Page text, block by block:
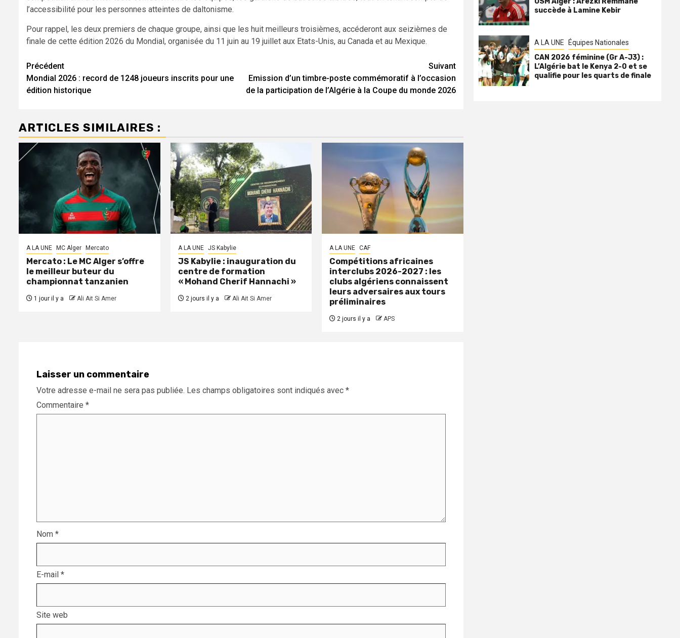
l’accessibilité pour les personnes atteintes de daltonisme.
Pour rappel, les deux premiers de chaque groupe, ainsi que les huit meilleurs troisièmes, accéderont aux seizièmes de
finale de cette édition 2026 du Mondial, organisée du 11 juin au 19 juillet aux Etats-Unis, au Canada et au Mexique.
Navigation
d’article
Précédent
Mondial 2026 : record de 1248 joueurs inscrits pour une
édition historique
Suivant
Emission d’un timbre-poste commémoratif à l’occasion
de la participation de l’Algérie à la Coupe du monde 2026
ARTICLES SIMILAIRES :
A LA UNE MC Alger Mercato
Mercato : Le MC Alger s’offre
le meilleur buteur du
championnat tanzanien
1 jour il y a Ali Ait Si Amer
A LA UNE JS Kabylie
JS Kabylie : inauguration du
centre de formation
« Mohand Cherif Hannachi »
2 jours il y a Ali Ait Si Amer
A LA UNE CAF
Compétitions africaines
interclubs 2026-2027 : les
clubs algériens connaissent
leurs adversaires aux tours
préliminaires
2 jours il y a APS
Laisser un commentaire
Votre adresse e-mail ne sera pas publiée. Les champs obligatoires sont indiqués avec *
Commentaire *
Nom *
E-mail *
Site web
succède à Lamine Kebir
A LA UNE Équipes Nationales
CAN 2026 féminine (Gr A-J3) :
L’Algérie bat le Kenya 2-0 et se
qualifie pour les quarts de finale